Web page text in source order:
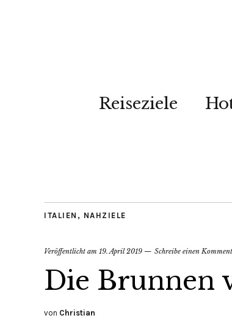
Reiseziele
ITALIEN , NAHZIELE
Veröffentlicht am 19. April 2019 Schreibe einen
Die Brunnen
von Christian